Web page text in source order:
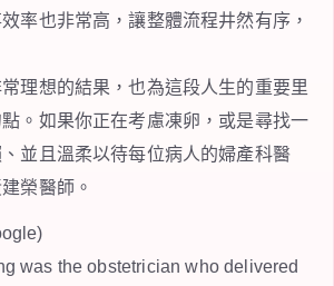
率也非常高，讓整體流程井然有序，
理想的結果，也為這段人生的重要里
。如果你正在考慮凍卵，或是尋找一
並且溫柔以待每位病人的婦產科醫
榮醫師。
was the obstetrician who delivered